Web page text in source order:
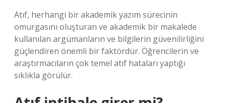
Atıf, herhangi bir akademik yazım sürecinin
omurgasını oluşturan ve akademik bir makalede
kullanılan argümanların ve bilgilerin güvenilirliğini
güçlendiren önemli bir faktördür. Öğrencilerin ve
araştırmacıların çok temel atıf hataları yaptığı
sıklıkla görülür.